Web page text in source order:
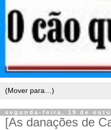
segunda-feira, 19 de
[As danações de